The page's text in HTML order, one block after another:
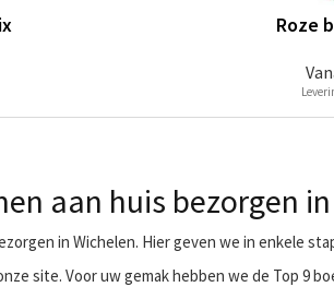
Roze
aan huis bezorgen
in Wichelen. Hier geven we in enkele
site. Voor uw gemak hebben we de Top 9